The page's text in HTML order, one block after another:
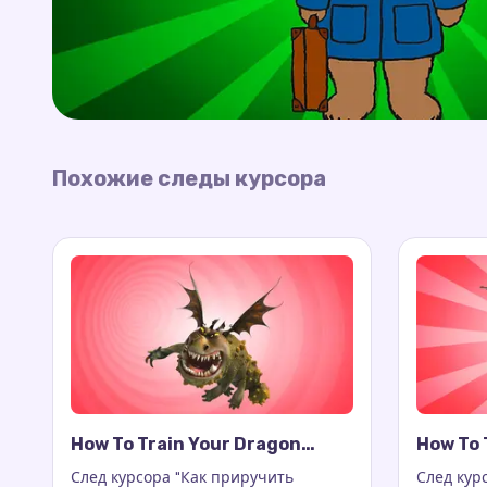
Похожие следы курсора
How To Train Your Dragon
Gronckle Cursor Trail
След курсора "Как приручить
How
След